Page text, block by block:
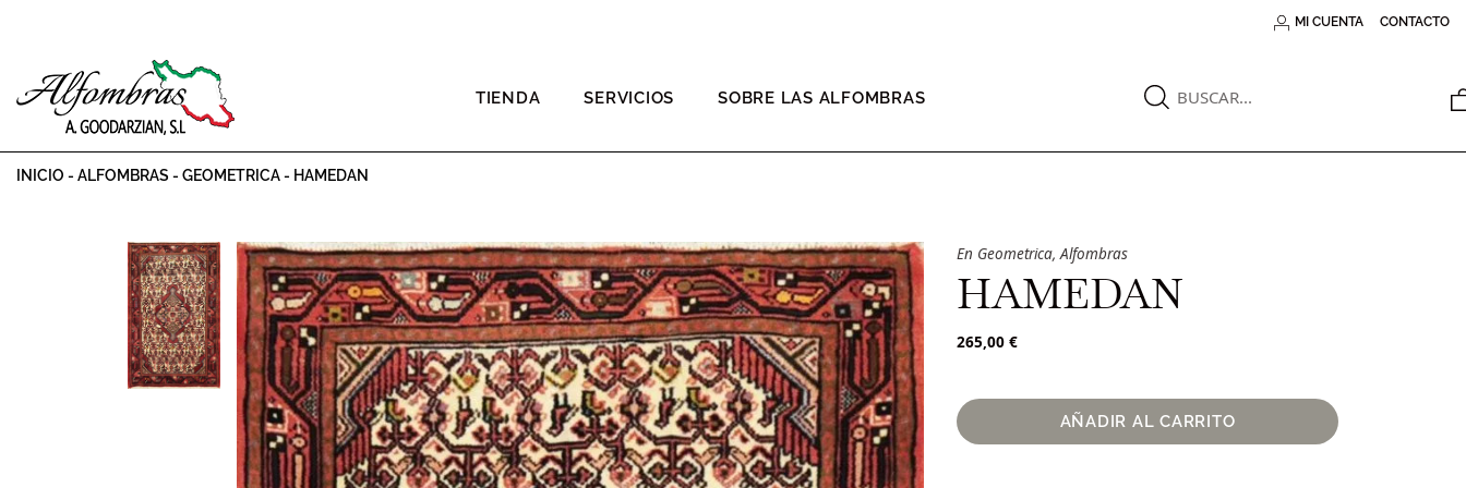
MI CUENTA CONTACTO
TIENDA SERVICIOS SOBRE LAS ALFOMBRAS
INICIO - ALFOMBRAS - GEOMETRICA- HAMEDAN
En Geometrica,Alfombras
HAMEDAN
265,00 €
AÑADIR AL CARRITO